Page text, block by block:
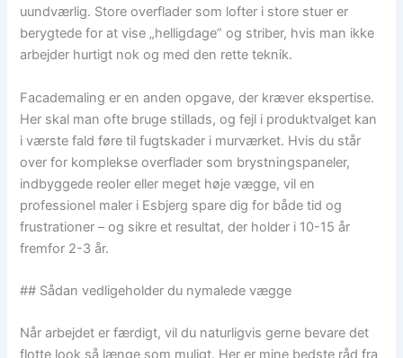
uundværlig. Store overflader som lofter i store stuer er
berygtede for at vise „helligdage” og striber, hvis man ikke
arbejder hurtigt nok og med den rette teknik.
Facademaling er en anden opgave, der kræver ekspertise.
Her skal man ofte bruge stillads, og fejl i produktvalget kan
i værste fald føre til fugtskader i murværket. Hvis du står
over for komplekse overflader som brystningspaneler,
indbyggede reoler eller meget høje vægge, vil en
professionel maler i Esbjerg spare dig for både tid og
frustrationer – og sikre et resultat, der holder i 10-15 år
fremfor 2-3 år.
## Sådan vedligeholder du nymalede vægge
Når arbejdet er færdigt, vil du naturligvis gerne bevare det
flotte look så længe som muligt. Her er mine bedste råd fra